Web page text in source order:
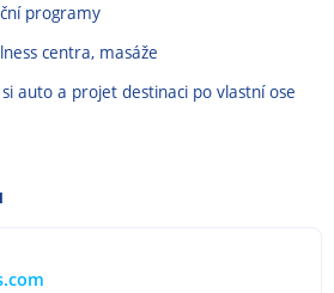
programy
centra, masáže
auto a projet destinaci po vlastní ose